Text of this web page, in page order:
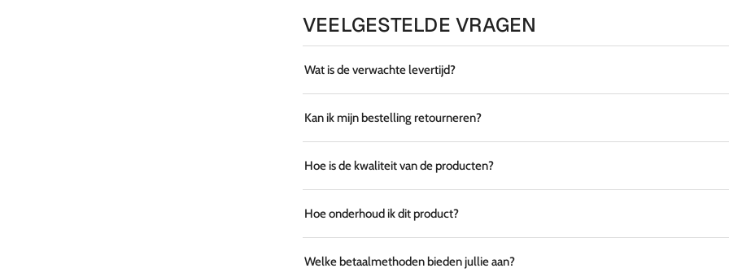
VEELGESTELDE VRAGEN
Wat is de verwachte levertijd?
Kan ik mijn bestelling retourneren?
Hoe is de kwaliteit van de producten?
Hoe onderhoud ik dit product?
Welke betaalmethoden bieden jullie aan?